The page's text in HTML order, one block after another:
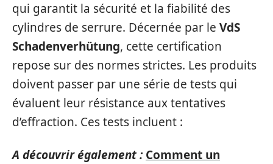
qui garantit la sécurité et la fiabilité des
cylindres de serrure. Décernée par le VdS
Schadenverhütung, cette certification
repose sur des normes strictes. Les produits
doivent passer par une série de tests qui
évaluent leur résistance aux tentatives
d’effraction. Ces tests incluent :
A découvrir également : Comment un